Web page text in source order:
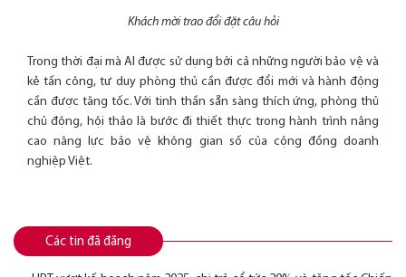
Khách mời trao đổi đặt câu hỏi
Trong thời đại mà AI được sử dụng bởi cả những người bảo vệ và
kẻ tấn công, tư duy phòng thủ cần được đổi mới và hành động
cần được tăng tốc. Với tinh thần sẵn sàng thích ứng, phòng thủ
chủ động, hội thảo là bước đi thiết thực trong hành trình nâng
cao năng lực bảo vệ không gian số của cộng đồng doanh
nghiệp Việt.
Các tin đã đăng